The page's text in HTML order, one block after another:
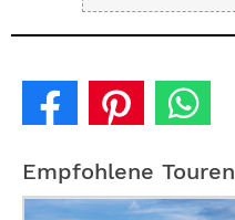
Empfohlene Touren